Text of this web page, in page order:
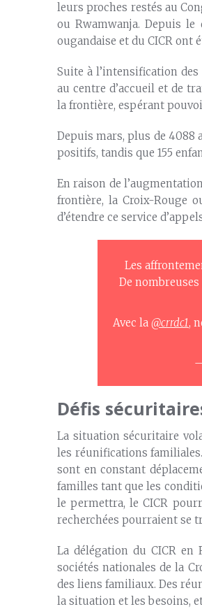
leurs proches restés au
ou Rwamwanja. Depuis
ougandaise et du CICR ont
Suite à l’intensification
au centre d’accueil et de
la frontière, espérant
Depuis mars, plus de 4088
positifs, tandis que 155
En raison de
frontière, la Croix-Rouge
d’étendre ce service
Les
De
Avec la @crrdc1,
Défis
La situation sécuritaire
les réunifications familiales.
sont en constant
familles tant que les
le permettra, le CICR
recherchées pourraient se
La délégation du CICR en
sociétés nationales de la
des liens familiaux. Des
la situation et les besoins,